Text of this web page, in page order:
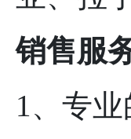
销售服
1、专